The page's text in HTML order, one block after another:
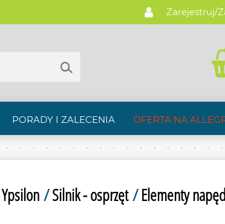
Zarejestruj/
PORADY I ZALECENIA OFERTA NA
Ypsilon/Silnik - osprzęt/Elementy